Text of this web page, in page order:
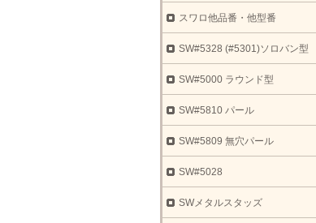
スワロ他品番・他型番
SW#5328 (#5301)ソロバン型
SW#5000 ラウンド型
SW#5810 パール
SW#5809 無穴パール
SW#5028
SWメタルスタッズ